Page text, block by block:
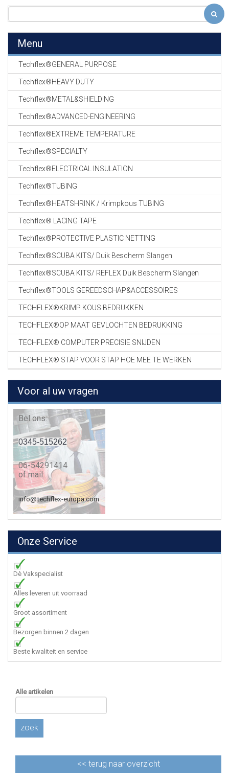
Menu
Techflex®GENERAL PURPOSE
Techflex®HEAVY DUTY
Techflex®METAL&SHIELDING
Techflex®ADVANCED-ENGINEERING
Techflex®EXTREME TEMPERATURE
Techflex®SPECIALTY
Techflex®ELECTRICAL INSULATION
Techflex®TUBING
Techflex®HEATSHRINK / Krimpkous TUBING
Techflex® LACING TAPE
Techflex®PROTECTIVE PLASTIC NETTING
Techflex®SCUBA KITS/ Duik Bescherm Slangen
Techflex®SCUBA KITS/ REFLEX Duik Bescherm Slangen
Techflex®TOOLS GEREEDSCHAP&ACCESSOIRES
TECHFLEX®KRIMP KOUS BEDRUKKEN
TECHFLEX®OP MAAT GEVLOCHTEN BEDRUKKING
TECHFLEX® COMPUTER PRECISIE SNIJDEN
TECHFLEX® STAP VOOR STAP HOE MEE TE WERKEN
Voor al uw vragen
Bel ons:
0345-515262
06-54291414
of mail:
info@techflex-europa.com
Onze Service
Dè Vakspecialist
Alles leveren uit voorraad
Groot assortiment
Bezorgen binnen 2 dagen
Beste kwaliteit en service
Alle artikelen
zoek
<< terug naar overzicht